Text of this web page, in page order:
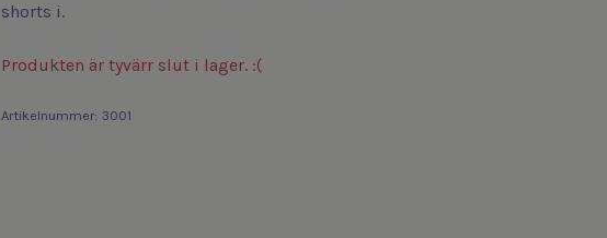
shorts i.
Produkten är tyvärr slut i lager. :(
Artikelnummer: 3001